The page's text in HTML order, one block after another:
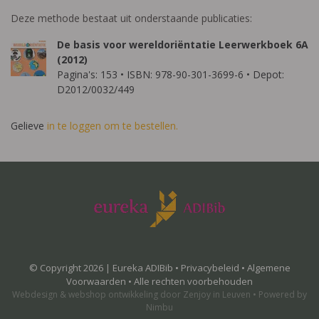
Deze methode bestaat uit onderstaande publicaties:
De basis voor wereldoriëntatie Leerwerkboek 6A
(2012)
Pagina's: 153 • ISBN: 978-90-301-3699-6 • Depot:
D2012/0032/449
Gelieve in te loggen om te bestellen.
© Copyright 2026 | Eureka ADIBib • Privacybeleid • Algemene
Voorwaarden • Alle rechten voorbehouden
Webdesign & webshop ontwikkeling door Zenjoy in Leuven • Powered by
Nimbu